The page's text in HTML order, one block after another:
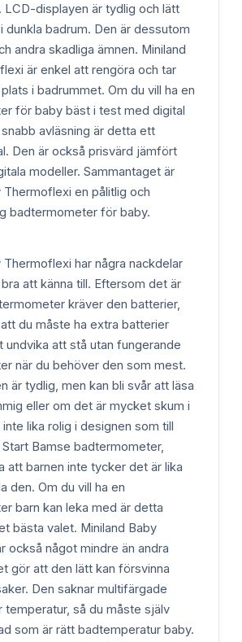
LCD-displayen är tydlig och lätt
dunkla badrum. Den är dessutom
andra skadliga ämnen. Miniland
är enkel att rengöra och tar
i badrummet. Om du vill ha en
för baby bäst i test med digital
avläsning är detta ett
Den är också prisvärd jämfört
modeller. Sammantaget är
Thermoflexi en pålitlig och
badtermometer för baby.
Thermoflexi har några nackdelar
att känna till. Eftersom det är
kräver den batterier,
du måste ha extra batterier
undvika att stå utan fungerande
när du behöver den som mest.
är tydlig, men kan bli svår att läsa
eller om det är mycket skum i
lika rolig i designen som till
Bamse badtermometer,
att barnen inte tycker det är lika
den. Om du vill ha en
barn kan leka med är detta
bästa valet. Miniland Baby
också något mindre än andra
gör att den lätt kan försvinna
Den saknar multifärgade
temperatur, så du måste själv
som är rätt badtemperatur baby.